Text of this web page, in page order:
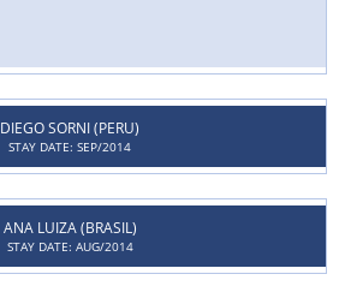
DIEGO SORNI (PERU)
STAY DATE: SEP/2014
ANA LUIZA (BRASIL)
STAY DATE: AUG/2014